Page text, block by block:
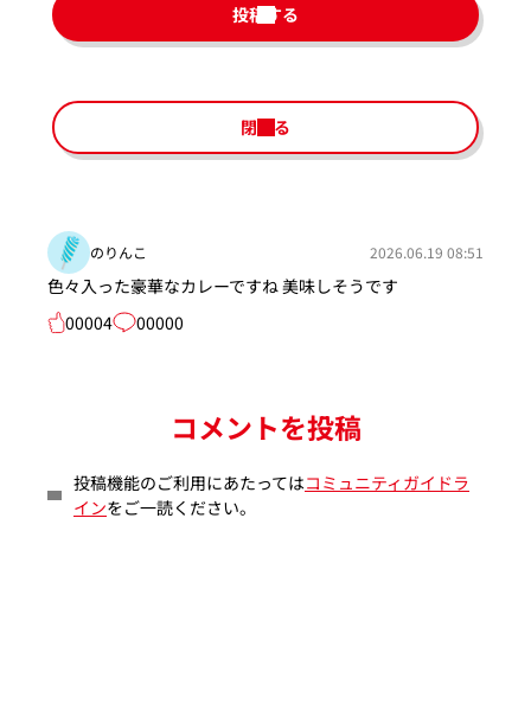
投稿する
閉じる
のりんこ 2026.06.19 08:51
色々入った豪華なカレーですね 美味しそうです
00004
00000
コメントを投稿
投稿機能のご利用にあたってはコミュニティガイドラ
インをご一読ください。